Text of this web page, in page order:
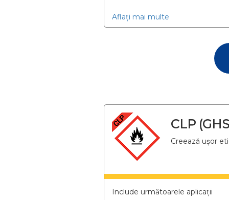
Aflați mai multe
CLP
Creează ușor
Include următoarele aplicații